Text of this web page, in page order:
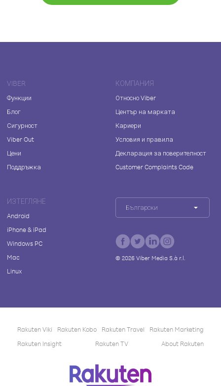
VIBER
Функции
Блог
Сигурност
Viber Out
Цени
Поддръжка
КОМПАНИЯ
Относно Viber
Център на марката
Кариери
Условия и правила
Декларация за поверителност
Customer Complaints Code
ИЗТЕГЛЯНЕ
Android
iPhone & iPad
Windows PC
Mac
Linux
Български
© 2026Viber Media S.à r.l.
Rakuten Viki Rakuten Kobo Rakuten Travel
Rakuten Marketing
Rakuten Insight
Rakuten TV About Rakuten